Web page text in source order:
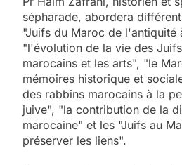
sépharade, abordera
"Juifs du Maroc de l'antiquité
"l'évolution de la vie des
marocains et les arts", "le
mémoires historique et
des rabbins marocains à la
juive", "la contribution de la
marocaine" et les "Juifs au
préserver les liens".